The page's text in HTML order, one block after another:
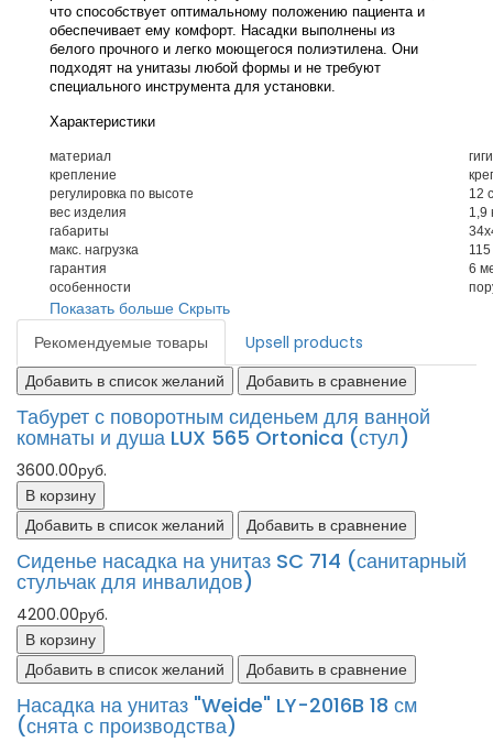
что способствует оптимальному положению пациента и
обеспечивает ему комфорт. Насадки выполнены из
белого прочного и легко моющегося полиэтилена. Они
подходят на унитазы любой формы и не требуют
специального инструмента для установки.
Характеристики
материал
крепление
регулировка по высоте
12
вес изделия
1,9
габариты
макс. нагрузка
115
гарантия
6
особенности
Показать больше Скрыть
Рекомендуемые товары
Upsell products
Добавить в список желаний
Добавить в сравнение
Табурет с поворотным сиденьем для ванной
комнаты и душа LUX 565 Ortonica (стул)
3600.00руб.
В корзину
Добавить в список желаний
Добавить в сравнение
Сиденье насадка на унитаз SC 714 (санитарный
стульчак для инвалидов)
4200.00руб.
В корзину
Добавить в список желаний
Добавить в сравнение
Насадка на унитаз "Weide" LY-2016B 18 см
(снята с производства)